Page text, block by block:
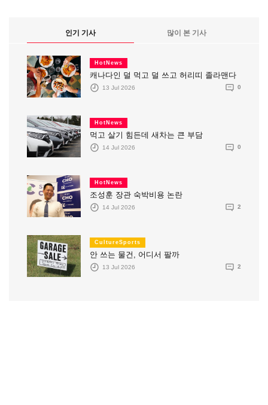
인기 기사 많이 본 기사
HotNews
캐나다인 덜 먹고 덜 쓰고 허리띠 졸라맨다
13 Jul 2026 0
HotNews
먹고 살기 힘든데 새차는 큰 부담
14 Jul 2026 0
HotNews
조성훈 장관 숙박비용 논란
14 Jul 2026 2
CultureSports
안 쓰는 물건, 어디서 팔까
13 Jul 2026 2